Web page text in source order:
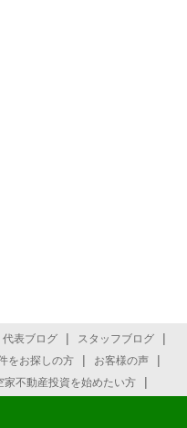
代表ブログ | スタッフブログ |
をお探しの方 | お客様の声 |
家不動産投資を始めたい方 |